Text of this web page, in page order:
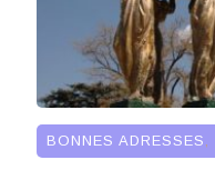
BONNES ADRESSES ,